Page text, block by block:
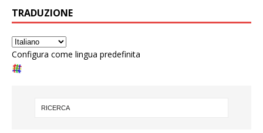
TRADUZIONE
Configura come lingua predefinita